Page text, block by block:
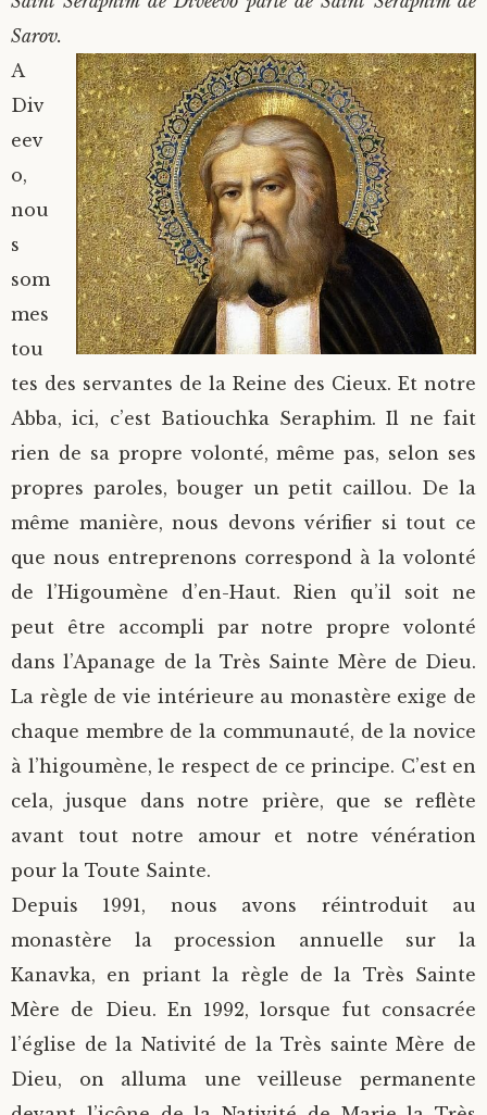
Sarov.
A
Div
eev
o,
nou
s
som
mes
tou
tes des servantes de la Reine des Cieux. Et notre
Abba, ici, c’est Batiouchka Seraphim. Il ne fait
rien de sa propre volonté, même pas, selon ses
propres paroles, bouger un petit caillou. De la
même manière, nous devons vérifier si tout ce
que nous entreprenons correspond à la volonté
de l’Higoumène d’en-Haut. Rien qu’il soit ne
peut être accompli par notre propre volonté
dans l’Apanage de la Très Sainte Mère de Dieu.
La règle de vie intérieure au monastère exige de
chaque membre de la communauté, de la novice
à l’higoumène, le respect de ce principe. C’est en
cela, jusque dans notre prière, que se reflète
avant tout notre amour et notre vénération
pour la Toute Sainte.
Depuis 1991, nous avons réintroduit au
monastère la procession annuelle sur la
Kanavka, en priant la règle de la Très Sainte
Mère de Dieu. En 1992, lorsque fut consacrée
l’église de la Nativité de la Très sainte Mère de
Dieu, on alluma une veilleuse permanente